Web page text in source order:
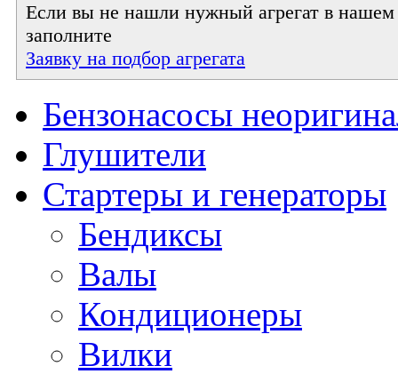
Если вы не нашли нужный агрегат в нашем
заполните
Заявку на подбор агрегата
Бензонасосы
Глушители
Стартеры и генераторы
Бендиксы
Валы
Кондиционеры
Вилки